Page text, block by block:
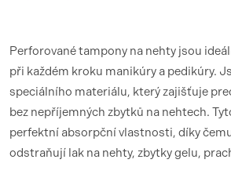
Perforované tampony na nehty jsou
při každém kroku manikúry a pedikúry.
speciálního materiálu, který zajišťuje
bez nepříjemných zbytků na nehtech.
perfektní absorpční vlastnosti, díky
odstraňují lak na nehty, zbytky gelu,